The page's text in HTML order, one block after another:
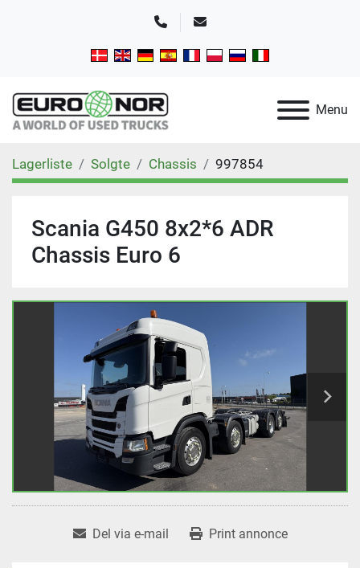
TelefonE-mail
Menu
Lagerliste Solgte Chassis 997854
Scania G450 8x2*6 ADR
Chassis Euro 6
Del via e-mail Print annonce